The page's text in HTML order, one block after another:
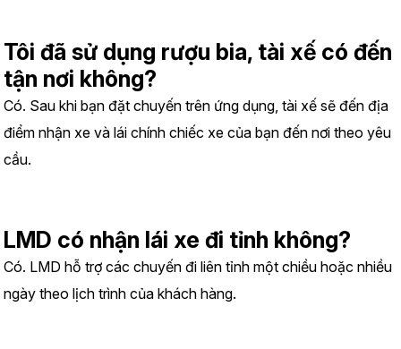
Tôi đã sử dụng rượu bia, tài xế có đến
tận nơi không?
Có. Sau khi bạn đặt chuyến trên ứng dụng, tài xế sẽ đến địa
điểm nhận xe và lái chính chiếc xe của bạn đến nơi theo yêu
cầu.
LMD có nhận lái xe đi tỉnh không?
Có. LMD hỗ trợ các chuyến đi liên tỉnh một chiều hoặc nhiều
ngày theo lịch trình của khách hàng.